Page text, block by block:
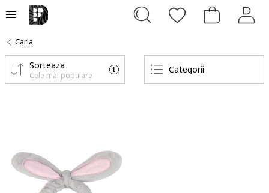
Carla
Categorii
Sorteaza
Cele mai populare